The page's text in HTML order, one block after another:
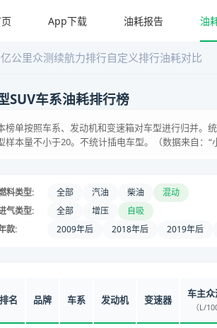
App下载 油耗报告 油
亿公里众测续航力排行自定义排行油耗对比
SUV车系油耗排行榜
榜单按照车系、发动机和变速箱对车型进行归并。
样本量不小于20。不统计插电车型。（数据来自：“
料类型: 全部 汽油 柴油 混动
气类型:
全部 增压 自吸
款:
2009年后 2018年后 2019年后
排名 品牌 车系 发动机 变速器 车主
（L/